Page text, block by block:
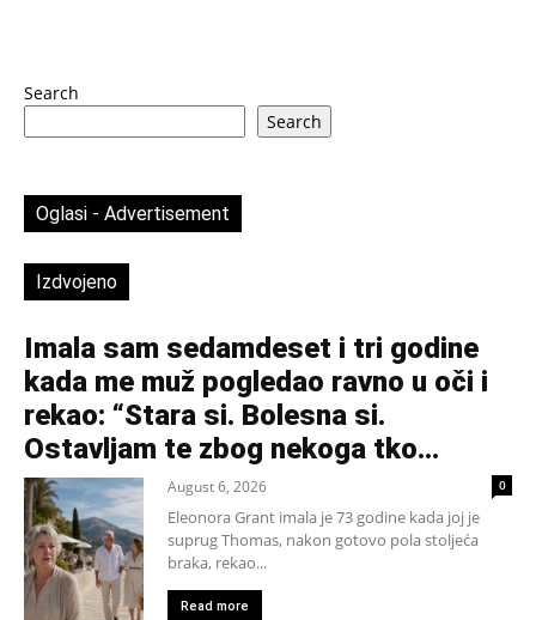
Search
Search
Oglasi - Advertisement
Izdvojeno
Imala sam sedamdeset i tri godine
kada me muž pogledao ravno u oči i
rekao: “Stara si. Bolesna si.
Ostavljam te zbog nekoga tko...
August 6, 2026 0
Eleonora Grant imala je 73 godine kada joj je
suprug Thomas, nakon gotovo pola stoljeća
braka, rekao...
Read more